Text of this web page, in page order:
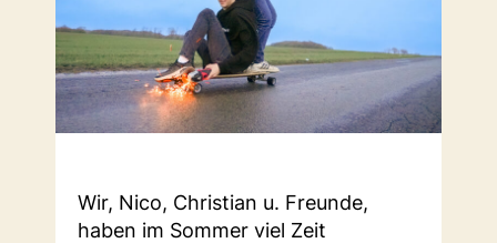
Wir, Nico, Christian u. Freunde,
haben im Sommer viel Zeit